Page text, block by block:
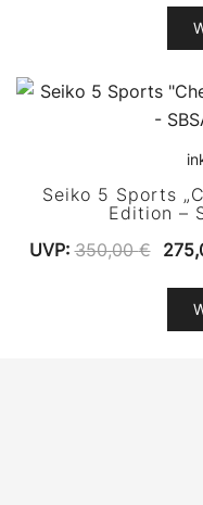
Seiko 5 Sports
Edition –
UVP: 350,00€
war: